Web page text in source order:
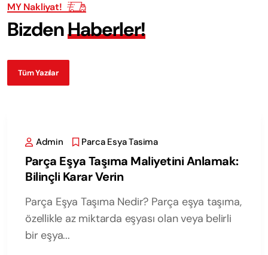
MY Nakliyat!
BizdenHaberler!
Tüm Yazılar
Admin Parca Esya Tasima
Parça Eşya Taşıma Maliyetini Anlamak:
Bilinçli Karar Verin
Parça Eşya Taşıma Nedir? Parça eşya taşıma,
özellikle az miktarda eşyası olan veya belirli
bir eşya...